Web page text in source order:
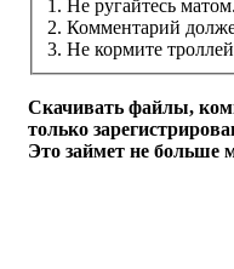
1. Не ругайтесь
2. Комментарий
3. Не кормите
Скачивать файлы,
только
Это займет не